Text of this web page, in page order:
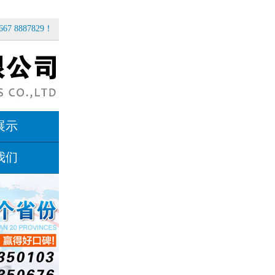
8887829！
示
们